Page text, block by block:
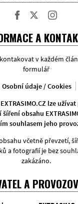
A
v každém
formulář
Osobní údaje / Cookies
lze
obsahu
souhlasem jeho
včetně převzetí,
a fotografií je bez
zakázáno.
A